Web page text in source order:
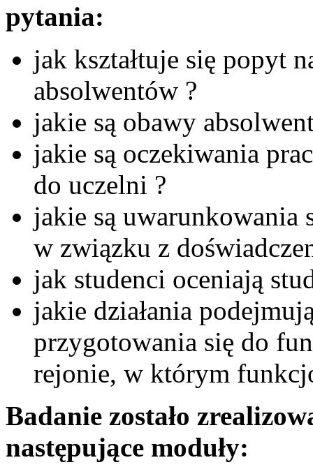
pytania:
jak kształtuje się popyt
absolwentów ?
jakie są obawy
jakie są oczekiwania
do uczelni ?
jakie są uwarunkowania
w związku z
jak studenci oceniają
jakie działania
przygotowania się do
rejonie, w którym
Badanie zostało
następujące moduły: